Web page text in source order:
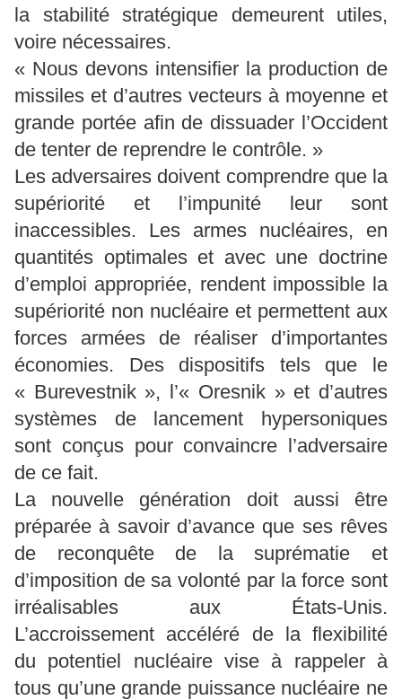
la stabilité stratégique demeurent utiles,
voire nécessaires.
« Nous devons intensifier la production de
missiles et d’autres vecteurs à moyenne et
grande portée afin de dissuader l’Occident
de tenter de reprendre le contrôle. »
Les adversaires doivent comprendre que la
supériorité et l’impunité leur sont
inaccessibles. Les armes nucléaires, en
quantités optimales et avec une doctrine
d’emploi appropriée, rendent impossible la
supériorité non nucléaire et permettent aux
forces armées de réaliser d’importantes
économies. Des dispositifs tels que le
« Burevestnik », l’« Oresnik » et d’autres
systèmes de lancement hypersoniques
sont conçus pour convaincre l’adversaire
de ce fait.
La nouvelle génération doit aussi être
préparée à savoir d’avance que ses rêves
de reconquête de la suprématie et
d’imposition de sa volonté par la force sont
irréalisables aux États-Unis.
L’accroissement accéléré de la flexibilité
du potentiel nucléaire vise à rappeler à
tous qu’une grande puissance nucléaire ne